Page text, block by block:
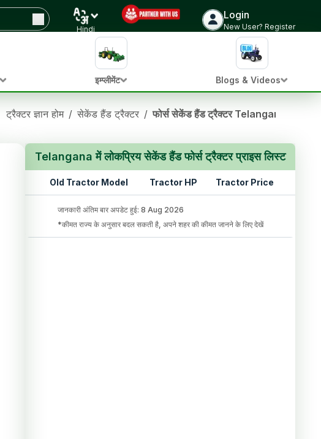
Hindi
Login
New User? Register
इम्प्लीमेंट Blogs & Videos
ट्रैक्टर ज्ञान होम / सेकेंड हैंड ट्रैक्टर / फोर्स सेकेंड हैंड ट्रैक्टर Telangana में
Telangana में लोकप्रिय सेकेंड हैंड फोर्स ट्रैक्टर प्राइस लिस्ट
Old Tractor Model Tractor HP Tractor Price
जानकारी अंतिम बार अपडेट हुई: 8 Aug 2026
*कीमत राज्य के अनुसार बदल सकती है, अपने शहर की कीमत जानने के लिए देखें